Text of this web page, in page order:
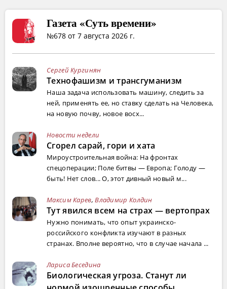
Газета «Суть времени»
№678 от 7 августа 2026 г.
Сергей Кургинян
Технофашизм и трансгуманизм
Наша задача использовать машину, следить за
ней, применять ее, но ставку сделать на Человека,
на новую почву, новое восх...
Новости недели
Сгорел сарай, гори и хата
Мироустроительная война: На фронтах
спецоперации; Поле битвы — Европа; Голоду —
быть! Нет слов... О, этот дивный новый м...
Максим Карев,Владимир Колдин
Тут явился всем на страх — вертопрах
Нужно понимать, что опыт украинско-
российского конфликта изучают в разных
странах. Вполне вероятно, что в случае начала ...
Лариса Беседина
Биологическая угроза. Станут ли